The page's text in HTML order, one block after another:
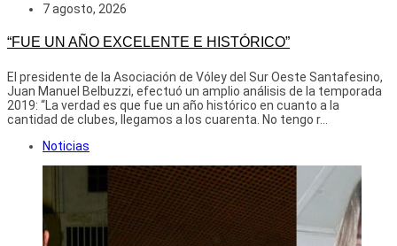
7 agosto, 2026
“FUE UN AÑO EXCELENTE E HISTÓRICO”
El presidente de la Asociación de Vóley del Sur Oeste Santafesino,
Juan Manuel Belbuzzi, efectuó un amplio análisis de la temporada
2019: “La verdad es que fue un año histórico en cuanto a la
cantidad de clubes, llegamos a los cuarenta. No tengo r...
Noticias